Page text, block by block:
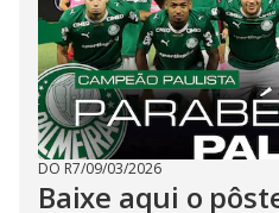
DO R7/09/03/2026
Baixe aqui o